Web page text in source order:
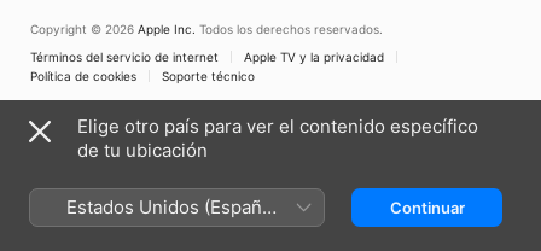
Copyright © 2026 Apple Inc. Todos los derechos reservados.
Términos del servicio de internet
Apple TV y la privacidad
Política de cookies
Soporte técnico
Elige otro país para ver el contenido específico
de tu ubicación
Estados Unidos (Español
México)
Continuar